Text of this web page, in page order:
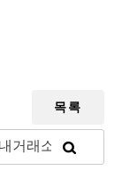
목록